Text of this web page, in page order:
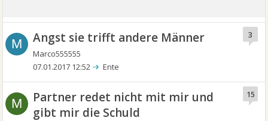
M Angst sie trifft andere Männer
Marco555555
3
07.01.2017 12:52 Ente
M
Partner redet nicht mit mir und
gibt mir die Schuld
15